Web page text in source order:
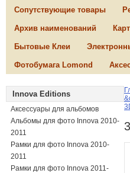
Сопутствующие товары
Архив наименований
Бытовые Клеи
Фотобумага Lomond
Innova Editions
Аксессуары для альбомов
Альбомы для фото Innova 2010-
2011
Рамки для фото Innova 2010-
2011
Рамки для фото Innova 2011-